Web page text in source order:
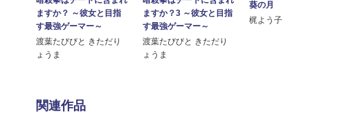
ますか？ ～彼女と目指
す最強ゲーマー～
渡葉たびびと きただり
ょうま
ますか？3 ～彼女と目指
す最強ゲーマー～
渡葉たびびと きただり
ょうま
葵の月
梶よう子
関連作品